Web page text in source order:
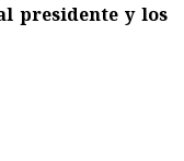
presidente y los